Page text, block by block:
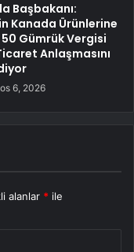
Başbakanı:
Kanada Ürünlerine
Gümrük Vergisi
Anlaşmasını
6, 2026
alanlar * ile